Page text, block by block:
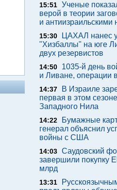
15:51 Ученые
верой в теории
и антиизраильскими
15:30
ЦАХАЛ нанес
"Хизбаллы" на юге
двух резервистов
14:50
1035-й день
и Ливане, операции
14:37
В Израиле
первая в этом
Западного Нила
14:22
Бумажные
генерал объяснил
войны с США
14:03 Саудовский
завершили покупку
млрд
13:31